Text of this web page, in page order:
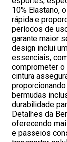
10% Elastano,
rápida e
períodos de
garante maior
design inclui
essenciais,
comprometer o
cintura
bermudas
durabilidade
Detalhes da
oferecendo
e passeios